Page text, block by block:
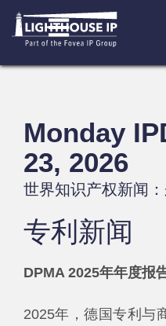
content
Monday
23, 2026
世界知识产权新闻
专利新闻
DPMA 2025年年度报
2025年，德国专利与